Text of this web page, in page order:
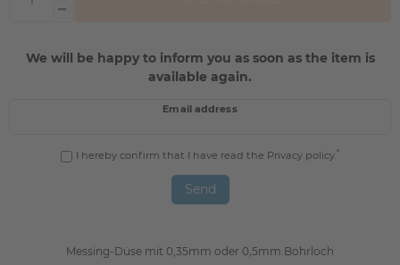
Messing-Düse mit 0,35mm oder 0,5mm Bohrloch
We will be happy to inform you as soon as the item is
available again.
Email address
I hereby confirm that I have read the Privacy policy.*
Send